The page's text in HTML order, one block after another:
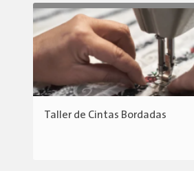
Taller de Cintas Bordadas